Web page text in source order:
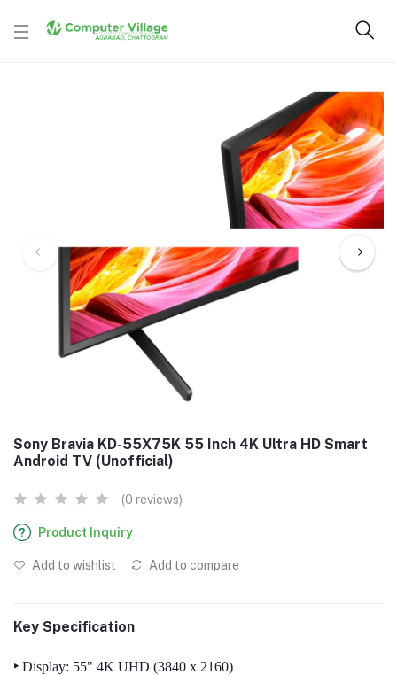
Sony Bravia KD-55X75K 55 Inch 4K Ultra HD Smart
Android TV (Unofficial)
(0 reviews)
Product Inquiry
Add to wishlist Add to compare
Key Specification
‣ Display: 55" 4K UHD (3840 x 2160)